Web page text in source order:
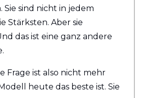
Sie sind nicht in jedem
Stärksten. Aber sie
das ist eine ganz andere
Frage ist also nicht mehr
heute das beste ist. Sie